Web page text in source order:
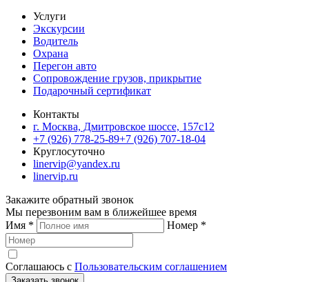
Услуги
Экскурсии
Водитель
Охрана
Перегон авто
Сопровождение грузов, прикрытие
Подарочный сертификат
Контакты
г. Москва, Дмитровское шоссе, 157c12
+7 (926) 778-25-89+7 (926) 707-18-04
Круглосуточно
linervip@yandex.ru
linervip.ru
Закажите обратный звонок
Мы перезвоним вам в ближейшее время
Имя * Номер *
Соглашаюсь с Пользовательским соглашением